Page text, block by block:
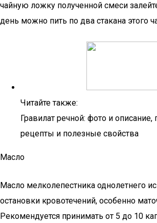
чайную ложку полученной смеси
день можно пить по два стакана этого
Читайте также:
Гравилат речной: фото и
рецепты и полезные свойства
Масло
Масло мелколепестника однолетнего
остановки кровотечений, особенно
Рекомендуется принимать от 5 до 10